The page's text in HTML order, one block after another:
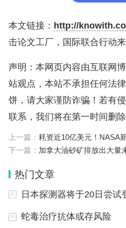
该声明是去年5月国际出版
国际科学、技术和医学出版
商和资助机构代表参加了会
采取5个方面的行动：提高
识；对论文工厂进行详细研
支持开发核实作者、编辑和
出版流程中处理问题的小组
行动都有一个对应的工作组。
司科睿唯安以及包括爱思唯
然在内的主要出版商。“实
本文链接： http://
击论文工厂，国际联合行动
声明：本网页内容由互联网
站观点，本站不承担任何法
饼，请大家谨防诈骗！若有
联系，我们将在第一时间删除
上一篇： 耗资近10亿美元！NASA
下一篇： 加拿大油砂矿排放出大量
热门文章
日本探测器将于20日尝试
蛇毒治疗抗体或存风险